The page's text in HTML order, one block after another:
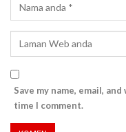
Save my name, email,
time I comment.